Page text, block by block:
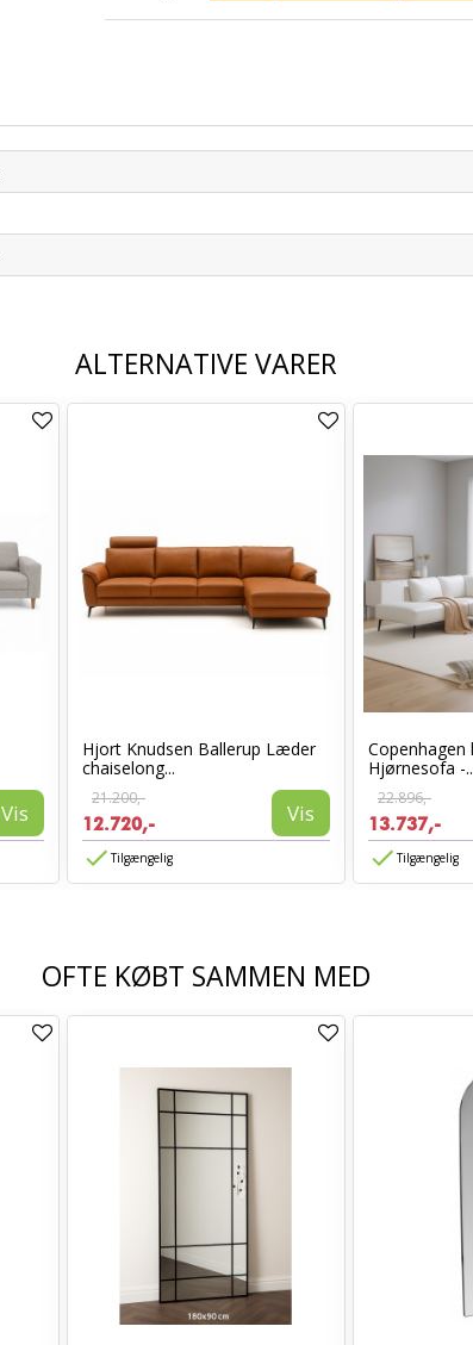
ALTERNATIVE VARER
Vis
Hjort Knudsen Ballerup Læder
chaiselong...
21.200,-
12.720,- Vis
Tilgængelig
Hjørnesofa -
22.896,-
13.737,-
Tilgængelig
OFTE KØBT SAMMEN MED